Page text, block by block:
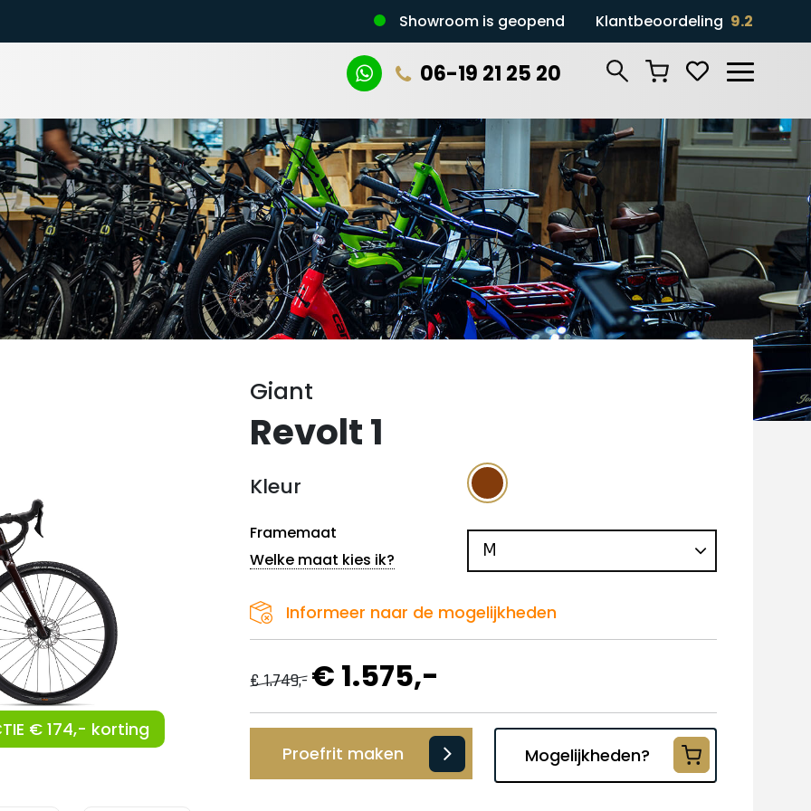
Showroom is geopend Klantbeoordeling 9.2
06-19 21 25 20
€ 174,- korting
Giant
Revolt 1
Kleur
Framemaat
Welke maat kies ik?
Informeer naar de mogelijkheden
€ 1.749,-€ 1.575,-
Proefrit maken Mogelijkheden?